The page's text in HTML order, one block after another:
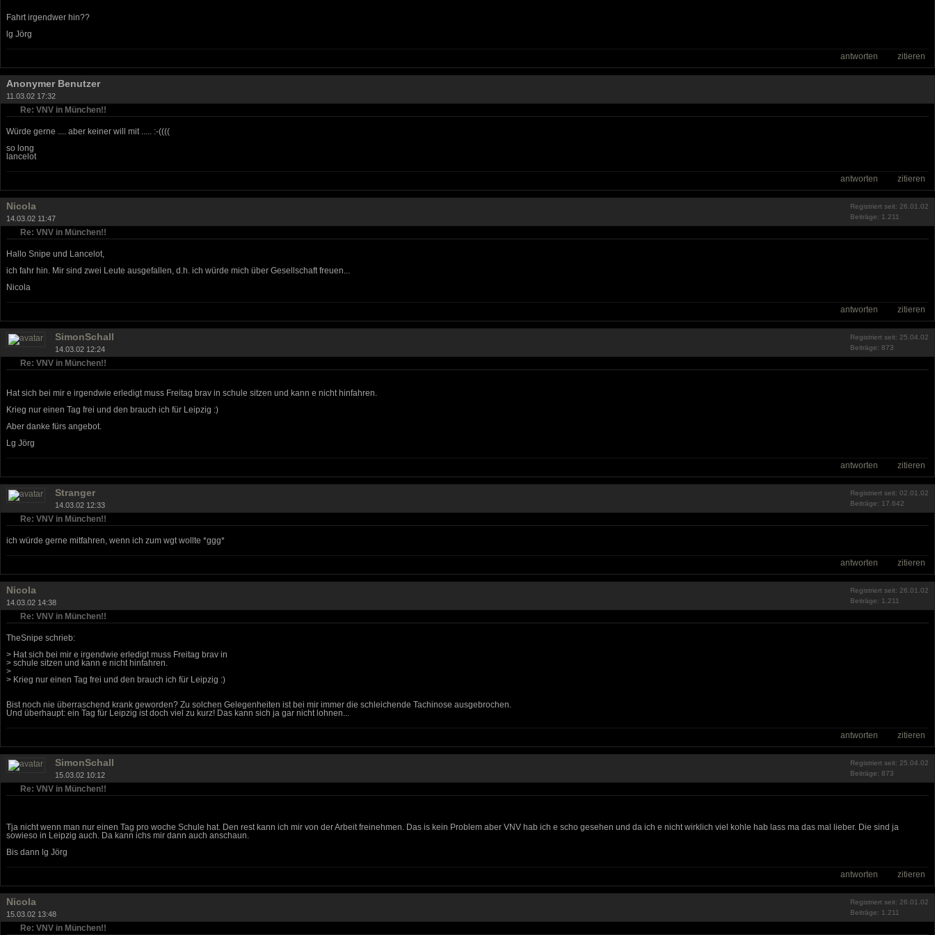
Fahrt irgendwer hin??
lg Jörg
antworten zitieren
Anonymer Benutzer
11.03.02 17:32
Re: VNV in München!!
Würde gerne .... aber keiner will mit ..... :-((((
so long
lancelot
antworten zitieren
Registriert seit: 26.01.02
Beiträge: 1.211
Nicola
14.03.02 11:47
Re: VNV in München!!
Hallo Snipe und Lancelot,
ich fahr hin. Mir sind zwei Leute ausgefallen, d.h. ich würde mich über Gesellschaft freuen...
Nicola
antworten zitieren
Registriert seit: 25.04.02
Beiträge: 873
SimonSchall
14.03.02 12:24
Re: VNV in München!!
Hat sich bei mir e irgendwie erledigt muss Freitag brav in schule sitzen und kann e nicht hinfahren.
Krieg nur einen Tag frei und den brauch ich für Leipzig :)
Aber danke fürs angebot.
Lg Jörg
antworten zitieren
Registriert seit: 02.01.02
Beiträge: 17.642
Stranger
14.03.02 12:33
Re: VNV in München!!
ich würde gerne mitfahren, wenn ich zum wgt wollte *ggg*
antworten zitieren
Registriert seit: 26.01.02
Beiträge: 1.211
Nicola
14.03.02 14:38
Re: VNV in München!!
TheSnipe schrieb:
> Hat sich bei mir e irgendwie erledigt muss Freitag brav in
> schule sitzen und kann e nicht hinfahren.
>
> Krieg nur einen Tag frei und den brauch ich für Leipzig :)
Bist noch nie überraschend krank geworden? Zu solchen Gelegenheiten ist bei mir immer die schleichende Tachinose ausgebrochen.
Und überhaupt: ein Tag für Leipzig ist doch viel zu kurz! Das kann sich ja gar nicht lohnen...
antworten zitieren
Registriert seit: 25.04.02
Beiträge: 873
SimonSchall
15.03.02 10:12
Re: VNV in München!!
Tja nicht wenn man nur einen Tag pro woche Schule hat. Den rest kann ich mir von der Arbeit freinehmen. Das is kein Problem aber VNV hab ich e scho gesehen und da ich e nicht wirklich viel kohle hab lass ma das mal lieber. Die sind ja
sowieso in Leipzig auch. Da kann ichs mir dann auch anschaun.
Bis dann lg Jörg
antworten zitieren
Registriert seit: 26.01.02
Beiträge: 1.211
Nicola
15.03.02 13:48
Re: VNV in München!!